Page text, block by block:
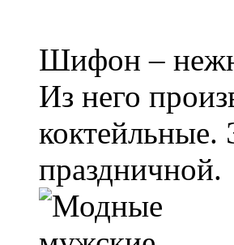
Шифон –
Из него
коктейльные.
праздничной.